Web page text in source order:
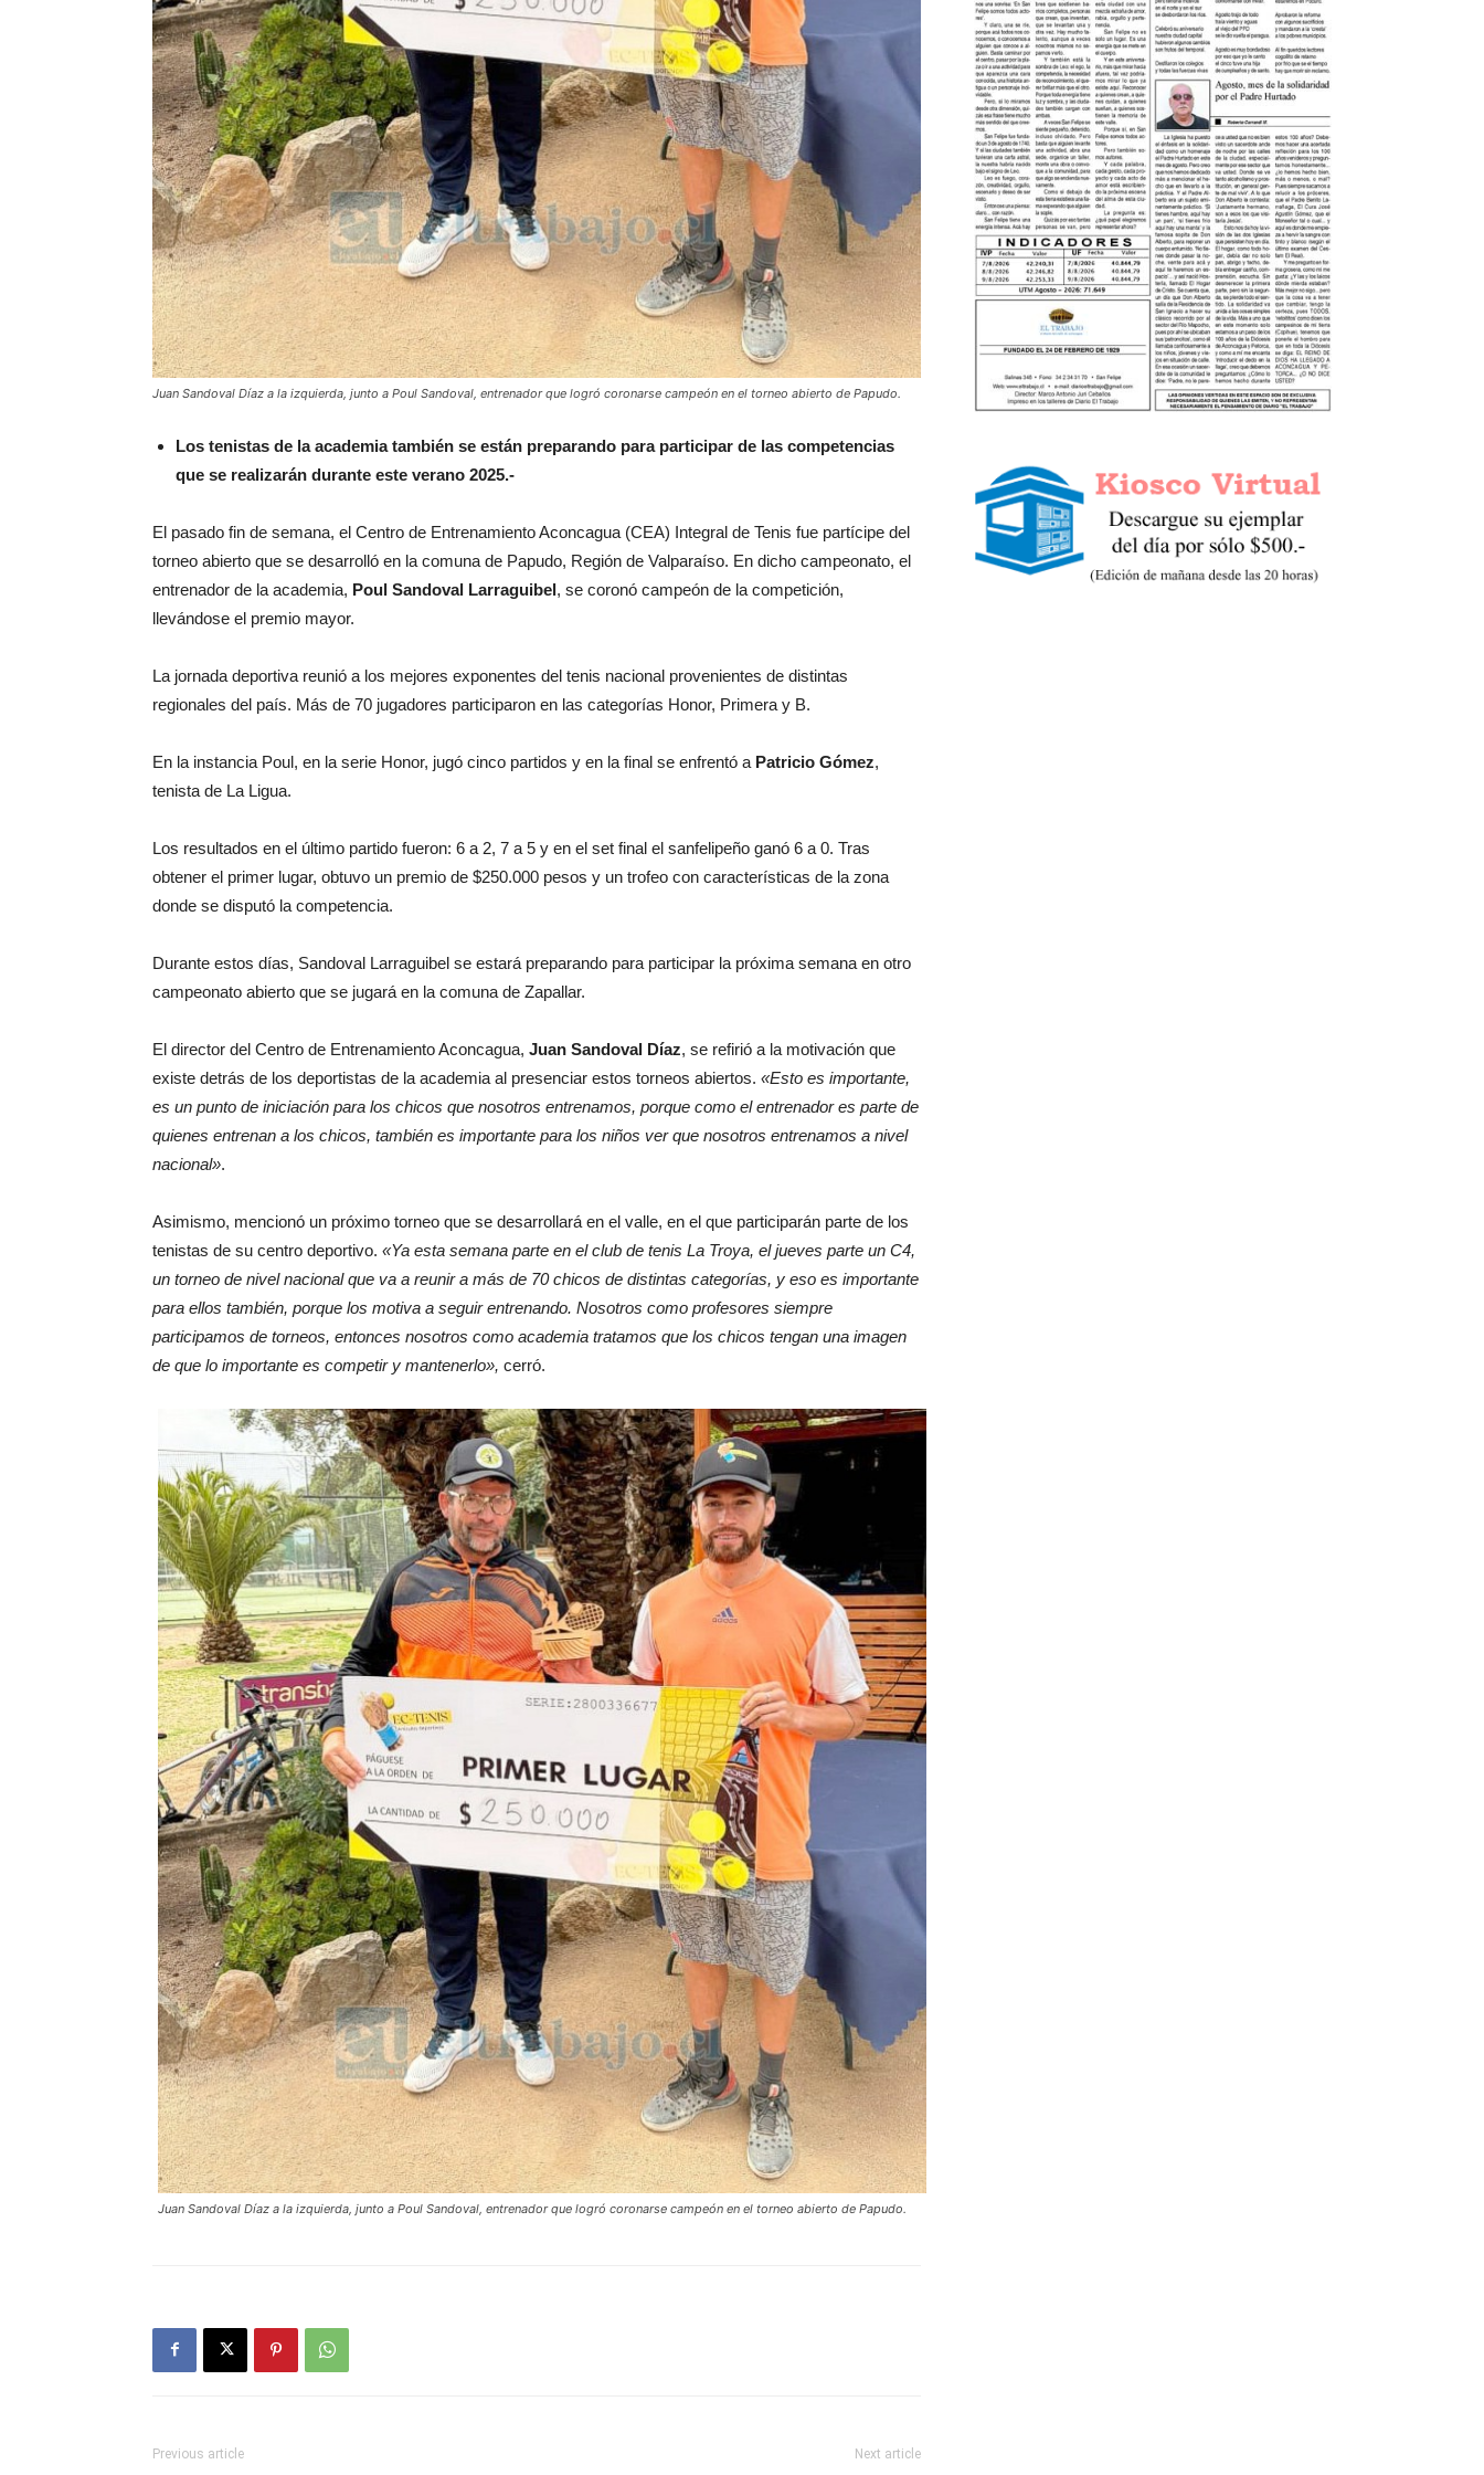
Juan Sandoval Díaz a la izquierda, junto a Poul Sandoval, entrenador que logró coronarse campeón en el torneo abierto de Papudo.
Los tenistas de la academia también se están preparando para participar de las competencias
que se realizarán durante este verano 2025.-
El pasado fin de semana, el Centro de Entrenamiento Aconcagua (CEA) Integral de Tenis fue partícipe del
torneo abierto que se desarrolló en la comuna de Papudo, Región de Valparaíso. En dicho campeonato, el
entrenador de la academia, Poul Sandoval Larraguibel, se coronó campeón de la competición,
llevándose el premio mayor.
La jornada deportiva reunió a los mejores exponentes del tenis nacional provenientes de distintas
regionales del país. Más de 70 jugadores participaron en las categorías Honor, Primera y B.
En la instancia Poul, en la serie Honor, jugó cinco partidos y en la final se enfrentó a Patricio Gómez,
tenista de La Ligua.
Los resultados en el último partido fueron: 6 a 2, 7 a 5 y en el set final el sanfelipeño ganó 6 a 0. Tras
obtener el primer lugar, obtuvo un premio de $250.000 pesos y un trofeo con características de la zona
donde se disputó la competencia.
Durante estos días, Sandoval Larraguibel se estará preparando para participar la próxima semana en otro
campeonato abierto que se jugará en la comuna de Zapallar.
El director del Centro de Entrenamiento Aconcagua, Juan Sandoval Díaz, se refirió a la motivación que
existe detrás de los deportistas de la academia al presenciar estos torneos abiertos. «Esto es importante,
es un punto de iniciación para los chicos que nosotros entrenamos, porque como el entrenador es parte de
quienes entrenan a los chicos, también es importante para los niños ver que nosotros entrenamos a nivel
nacional».
Asimismo, mencionó un próximo torneo que se desarrollará en el valle, en el que participarán parte de los
tenistas de su centro deportivo. «Ya esta semana parte en el club de tenis La Troya, el jueves parte un C4,
un torneo de nivel nacional que va a reunir a más de 70 chicos de distintas categorías, y eso es importante
para ellos también, porque los motiva a seguir entrenando. Nosotros como profesores siempre
participamos de torneos, entonces nosotros como academia tratamos que los chicos tengan una imagen
de que lo importante es competir y mantenerlo», cerró.
Juan Sandoval Díaz a la izquierda, junto a Poul Sandoval, entrenador que logró coronarse campeón en el torneo abierto de Papudo.
Previous article Next article